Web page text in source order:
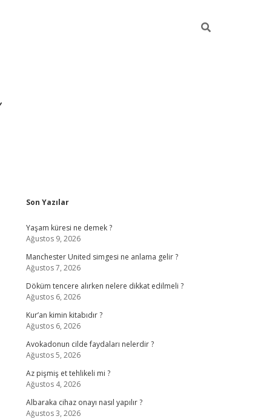
Sidebar
Son Yazılar
Yaşam küresi ne demek ?
Ağustos 9, 2026
Manchester United simgesi ne anlama gelir ?
Ağustos 7, 2026
Döküm tencere alırken nelere dikkat edilmeli ?
Ağustos 6, 2026
Kur’an kimin kitabıdır ?
Ağustos 6, 2026
Avokadonun cilde faydaları nelerdir ?
Ağustos 5, 2026
Az pişmiş et tehlikeli mi ?
Ağustos 4, 2026
Albaraka cihaz onayı nasıl yapılır ?
Ağustos 3, 2026